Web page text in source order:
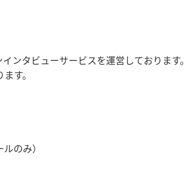
ンタビューサービスを運営しております。
す。
のみ）